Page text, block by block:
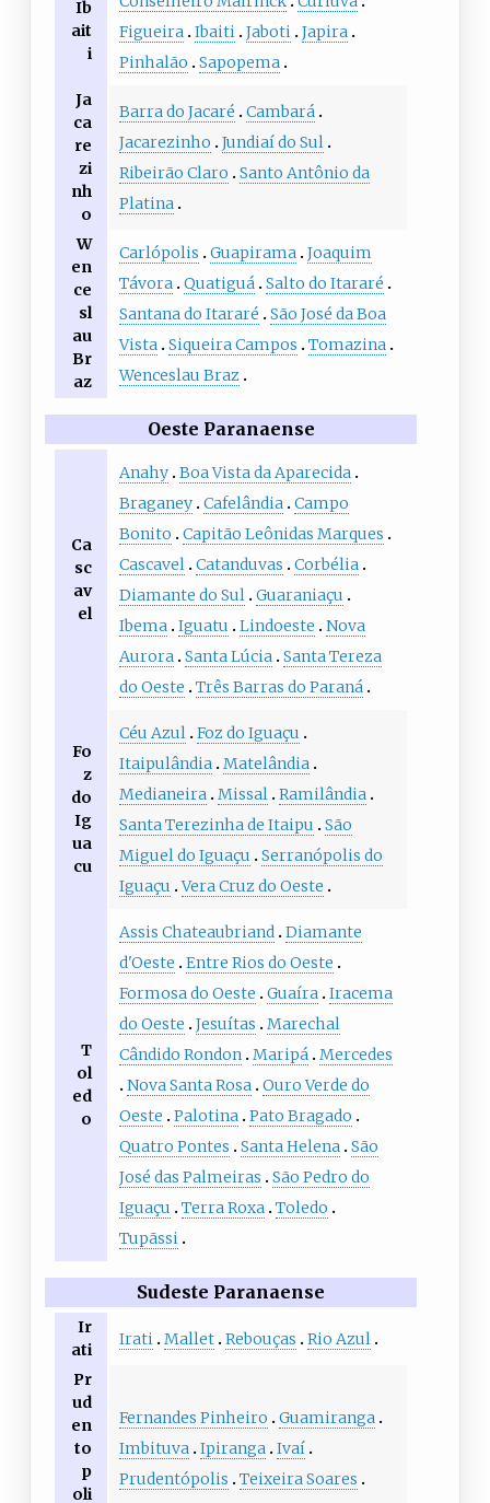
Ib
ait
i
Figueira Ibaiti Jaboti Japira
Pinhalão
Sapopema
Ja
ca
re
zi
nh
o
Barra do Jacaré
Cambará
Jacarezinho
Jundiaí do Sul
Ribeirão Claro
Santo Antônio da
Platina
W
en
ce
sl
au
Br
az
Carlópolis Guapirama Joaquim
Távora Quatiguá Salto do Itararé
Santana do Itararé
São José da Boa
Vista Siqueira Campos
Tomazina
Wenceslau Braz
Oeste Paranaense
Ca
sc
av
el
Anahy Boa Vista da Aparecida
Braganey Cafelândia Campo
Bonito
Capitão Leônidas Marques
Cascavel Catanduvas
Corbélia
Diamante do Sul Guaraniaçu
Ibema Iguatu Lindoeste
Nova
Aurora Santa Lúcia Santa Tereza
do Oeste
Três Barras do Paraná
Fo
z
do
Ig
ua
cu
Céu Azul Foz do Iguaçu
Itaipulândia Matelândia
Medianeira Missal Ramilândia
Santa Terezinha de Itaipu
São
Miguel do Iguaçu
Serranópolis do
Iguaçu Vera Cruz do Oeste
T
ol
ed
o
Assis Chateaubriand Diamante
d'Oeste
Entre Rios do Oeste
Formosa do Oeste
Guaíra Iracema
do Oeste
Jesuítas
Marechal
Cândido Rondon Maripá Mercedes
Nova Santa Rosa Ouro Verde do
Oeste
Palotina Pato Bragado
Quatro Pontes
Santa Helena São
José das Palmeiras
São Pedro do
Iguaçu
Terra Roxa Toledo
Tupãssi
Sudeste Paranaense
Ir
ati
Irati Mallet Rebouças Rio Azul
Pr
ud
en
to
p
oli
Fernandes Pinheiro
Guamiranga
Imbituva Ipiranga Ivaí
Prudentópolis
Teixeira Soares